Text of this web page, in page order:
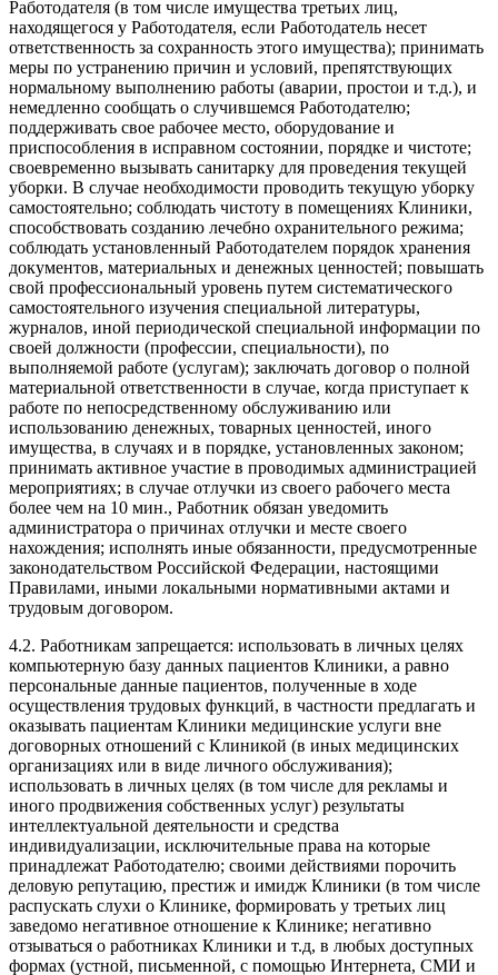
Работодателя (в том числе имущества третьих лиц,
находящегося у Работодателя, если Работодатель несет
ответственность за сохранность этого имущества); принимать
меры по устранению причин и условий, препятствующих
нормальному выполнению работы (аварии, простои и т.д.), и
немедленно сообщать о случившемся Работодателю;
поддерживать свое рабочее место, оборудование и
приспособления в исправном состоянии, порядке и чистоте;
своевременно вызывать санитарку для проведения текущей
уборки. В случае необходимости проводить текущую уборку
самостоятельно; соблюдать чистоту в помещениях Клиники,
способствовать созданию лечебно охранительного режима;
соблюдать установленный Работодателем порядок хранения
документов, материальных и денежных ценностей; повышать
свой профессиональный уровень путем систематического
самостоятельного изучения специальной литературы,
журналов, иной периодической специальной информации по
своей должности (профессии, специальности), по
выполняемой работе (услугам); заключать договор о полной
материальной ответственности в случае, когда приступает к
работе по непосредственному обслуживанию или
использованию денежных, товарных ценностей, иного
имущества, в случаях и в порядке, установленных законом;
принимать активное участие в проводимых администрацией
мероприятиях; в случае отлучки из своего рабочего места
более чем на 10 мин., Работник обязан уведомить
администратора о причинах отлучки и месте своего
нахождения; исполнять иные обязанности, предусмотренные
законодательством Российской Федерации, настоящими
Правилами, иными локальными нормативными актами и
трудовым договором.
4.2. Работникам запрещается: использовать в личных целях
компьютерную базу данных пациентов Клиники, а равно
персональные данные пациентов, полученные в ходе
осуществления трудовых функций, в частности предлагать и
оказывать пациентам Клиники медицинские услуги вне
договорных отношений с Клиникой (в иных медицинских
организациях или в виде личного обслуживания);
использовать в личных целях (в том числе для рекламы и
иного продвижения собственных услуг) результаты
интеллектуальной деятельности и средства
индивидуализации, исключительные права на которые
принадлежат Работодателю; своими действиями порочить
деловую репутацию, престиж и имидж Клиники (в том числе
распускать слухи о Клинике, формировать у третьих лиц
заведомо негативное отношение к Клинике; негативно
отзываться о работниках Клиники и т.д, в любых доступных
формах (устной, письменной, с помощью Интернета, СМИ и